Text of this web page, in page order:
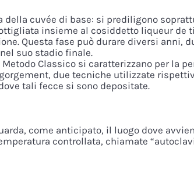
cuvée di base: si prediligono
insieme al cosiddetto liqueur de
Questa fase può durare diversi anni,
suo stadio finale.
Classico si caratterizzano per la
due tecniche utilizzate
tali fecce si sono depositate.
come anticipato, il luogo dove
controllata, chiamate